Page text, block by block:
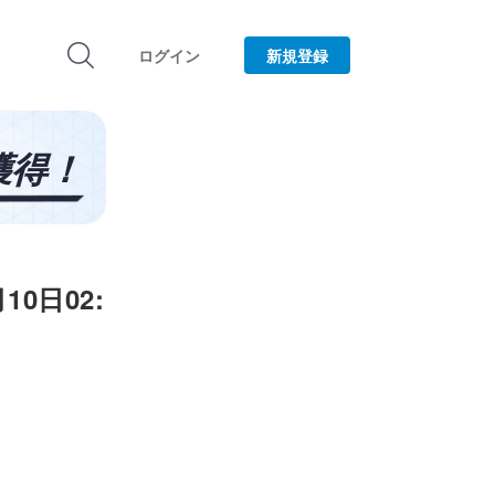
ログイン 新規登録
日02: